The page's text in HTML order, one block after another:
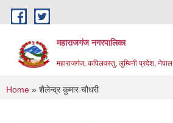
Skip to main content
महाराजगंज नगरपालिका
महाराजगंज, कपिलवस्तु, लुम्बिनी प्रदेश, नेपाल
You are here
Home » शैलेन्द्र कुमार चौधरी